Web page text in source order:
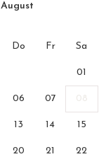
August
Do Fr Sa
01
06 07 08
13 14 15
20 21 22